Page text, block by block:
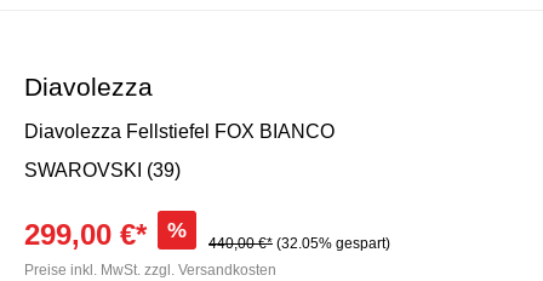
Diavolezza
Diavolezza Fellstiefel FOX BIANCO
SWAROVSKI (39)
299,00 €* %
440,00 €* (32.05% gespart)
Preise inkl. MwSt. zzgl. Versandkosten